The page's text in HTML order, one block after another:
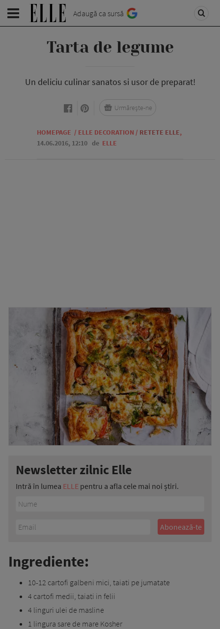
Adaugă ca sursă
Tarta de legume
Un deliciu culinar sanatos si usor de preparat!
HOMEPAGE / ELLE DECORATION / RETETE ELLE,
14.06.2016, 12:10 de ELLE
Urmărește-ne
Newsletter zilnic Elle
Intră în lumea ELLE pentru a afla cele mai noi știri.
Ingrediente:
10-12 cartofi galbeni mici, taiati pe jumatate
4 cartofi medii, taiati in felii
4 linguri ulei de masline
1 lingura sare de mare Kosher